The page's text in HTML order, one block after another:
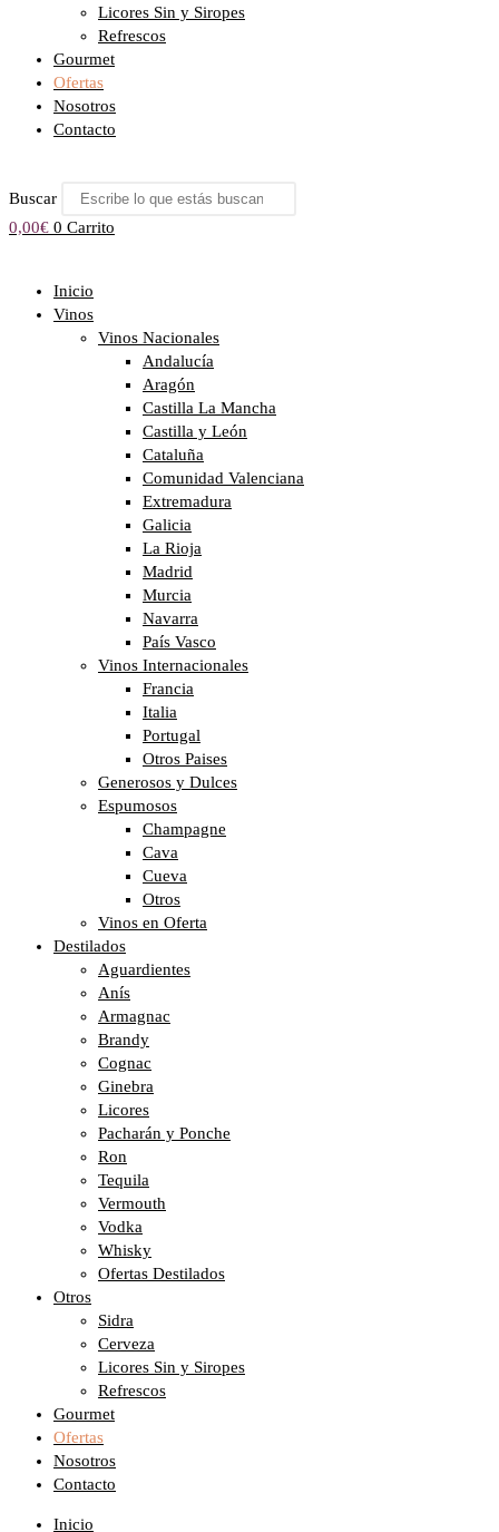
Licores Sin y Siropes
Refrescos
Gourmet
Ofertas
Nosotros
Contacto
Buscar
0,00€ 0 Carrito
Inicio
Vinos
Vinos Nacionales
Andalucía
Aragón
Castilla La Mancha
Castilla y León
Cataluña
Comunidad Valenciana
Extremadura
Galicia
La Rioja
Madrid
Murcia
Navarra
País Vasco
Vinos Internacionales
Francia
Italia
Portugal
Otros Paises
Generosos y Dulces
Espumosos
Champagne
Cava
Cueva
Otros
Vinos en Oferta
Destilados
Aguardientes
Anís
Armagnac
Brandy
Cognac
Ginebra
Licores
Pacharán y Ponche
Ron
Tequila
Vermouth
Vodka
Whisky
Ofertas Destilados
Otros
Sidra
Cerveza
Licores Sin y Siropes
Refrescos
Gourmet
Ofertas
Nosotros
Contacto
Inicio